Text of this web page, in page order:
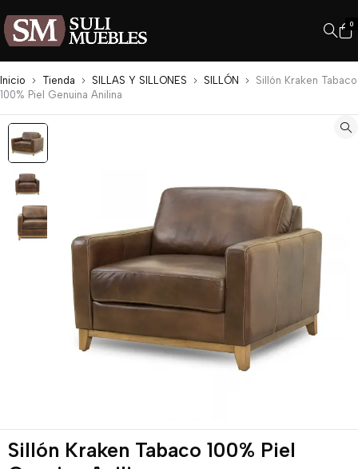
0
Inicio Tienda SILLAS Y SILLONES SILLÓN
Sillón Kraken Tabaco
100% Piel Genuina Anilina
Sillón Kraken Tabaco 100% Piel